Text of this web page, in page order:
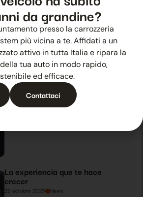
Ballsystem protagonista en el
Automotive Dealer Day 2019
27 octubre 2025 News
¿Granizo en verano? Está
La experiencia que te hace
crecer
29 octubre 2025 News
da grandine?
presso la carrozzeria
più vicina a te. Affidati a un
attivo in tutta Italia e ripara la
tua auto in modo rapido,
ed efficace.
Contattaci